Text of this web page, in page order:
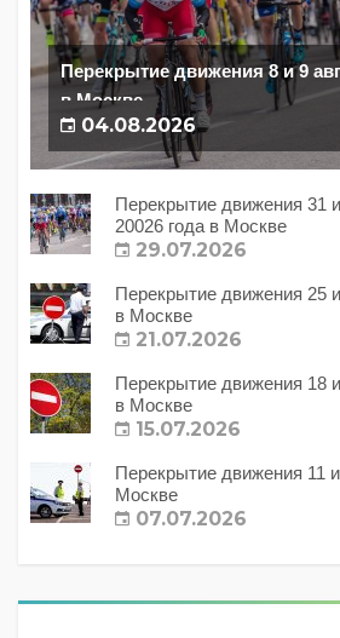
Перекрытие движения 8 и 9
в Москве
04.08.2026
Перекрытие движения 31
20026 года в Москве
29.07.2026
Перекрытие движения 25
в Москве
21.07.2026
Перекрытие движения 18
в Москве
15.07.2026
Перекрытие движения 11
Москве
07.07.2026